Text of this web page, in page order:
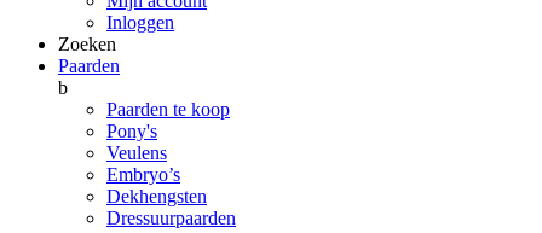
Inloggen
Zoeken
Paarden
b
Paarden te koop
Pony's
Veulens
Embryo’s
Dekhengsten
Dressuurpaarden